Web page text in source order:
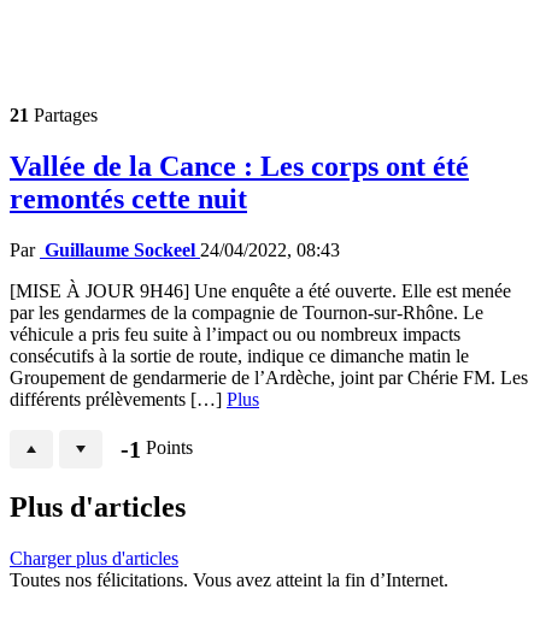
21 Partages
Vallée de la Cance : Les corps ont été
remontés cette nuit
Par Guillaume Sockeel 24/04/2022, 08:43
[MISE À JOUR 9H46] Une enquête a été ouverte. Elle est menée
par les gendarmes de la compagnie de Tournon-sur-Rhône. Le
véhicule a pris feu suite à l’impact ou ou nombreux impacts
consécutifs à la sortie de route, indique ce dimanche matin le
Groupement de gendarmerie de l’Ardèche, joint par Chérie FM. Les
différents prélèvements […] Plus
-1 Points
Plus d'articles
Charger plus d'articles
Toutes nos félicitations. Vous avez atteint la fin d’Internet.